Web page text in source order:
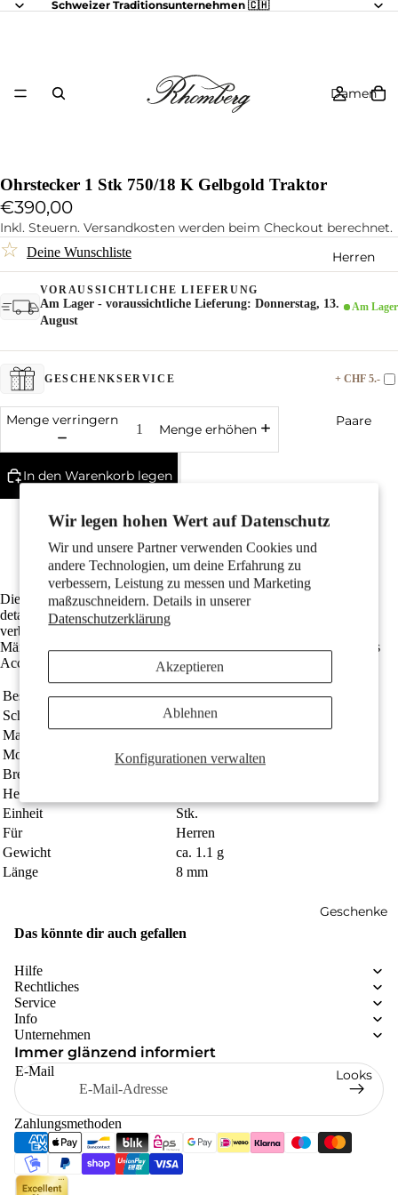
Wir legen hohen Wert auf Datenschutz
Wir und unsere Partner verwenden Cookies und
andere Technologien, um deine Erfahrung zu
verbessern, Leistung zu messen und Marketing
maßzuschneidern. Details in unserer
Datenschutzerklärung
Konfigurationen verwalten
Akzeptieren
Ablehnen
Schweizer Traditionsunternehmen 🇨🇭
Damen
Herren
Paare
Geschenke
Looks
Ohrstecker 1 Stk 750/18 K Gelbgold Traktor
€390,00
Inkl. Steuern. Versandkosten werden beim Checkout berechnet.
☆ Deine Wunschliste
VORAUSSICHTLICHE LIEFERUNG
Am Lager - voraussichtliche Lieferung: Donnerstag, 13.
August
Am Lager
GESCHENKSERVICE + CHF 5.-
Menge verringern
Menge erhöhen
In den Warenkorb legen
Gefertigt aus recyceltem 750er Gold
Kostenlose Lieferung
Dieser Herren-Ohrstecker aus 750er Gelbgold präsentiert einen
detailverliebt gestalteten Traktor. Das einzigartige Schmuckstück
verbindet robusten Charme mit edlem Design und ist perfekt für
Männer, die Persönlichkeit und Stil zeigen möchten. Ein besonderes
Accessoire für jeden Tag.
Bestellnummer
188181
Schmuckart
Ohrstecker 1 Stk
Material
750/18 K Gelbgold
Motiv
Traktor
Breite
Herkunft
Einheit
Stk.
Für
Herren
Gewicht
ca. 1.1 g
Länge
8 mm
Das könnte dir auch gefallen
Hilfe
Rechtliches
Service
Info
Unternehmen
Immer glänzend informiert
E-Mail
Zahlungsmethoden